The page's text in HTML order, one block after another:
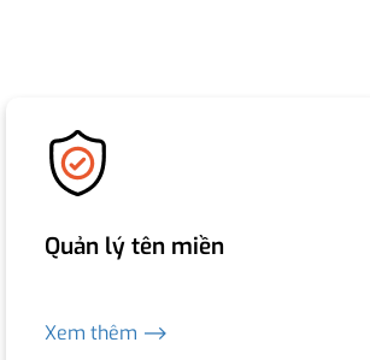
Quản lý tên miền
Xem thêm ⟶